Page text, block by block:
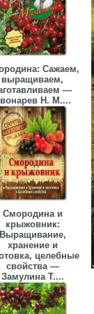
Сажаем,
выращиваем,
—
Н. М....
Смородина и
крыжовник:
Выращивание,
хранение и
целебные
свойства —
Замулина Т....